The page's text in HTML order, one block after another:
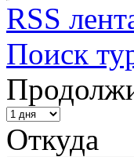
RSS
Поиск
Откуда